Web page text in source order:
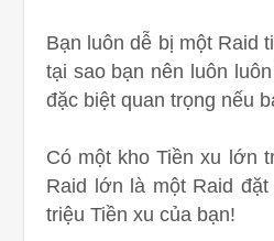
Bạn luôn dễ bị một Raid
tại sao bạn nên luôn
đặc biệt quan trọng nếu
Có một kho Tiền xu lớn
Raid lớn là một Raid
triệu Tiền xu của bạn!